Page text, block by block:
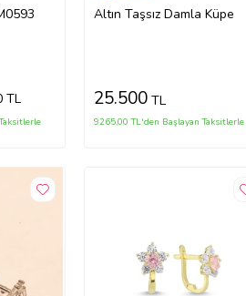
TL
Altın Taşsız Damla Küpe
25.500 TL
9265,00 TL'den Başlayan Taksitlerle